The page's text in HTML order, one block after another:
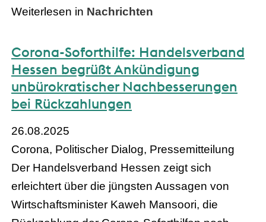
Weiterlesen in Nachrichten
Corona-Soforthilfe: Handelsverband
Hessen begrüßt Ankündigung
unbürokratischer Nachbesserungen
bei Rückzahlungen
26.08.2025
Corona, Politischer Dialog, Pressemitteilung
Der Handelsverband Hessen zeigt sich
erleichtert über die jüngsten Aussagen von
Wirtschaftsminister Kaweh Mansoori, die